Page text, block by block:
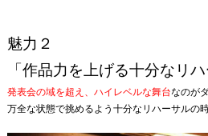
魅力２
「作品力を上げる十分なリハ
発表会の域を超え、ハイレベルな舞台なのが
万全な状態で挑めるよう十分なリハーサルの